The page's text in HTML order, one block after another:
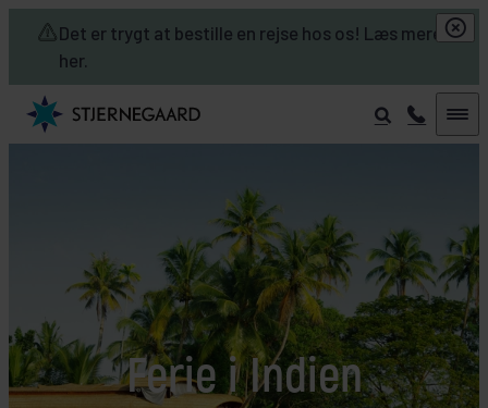
Det er trygt at bestille en rejse hos os! Læs mere
her.
Skip to main content
Ferie i Indien